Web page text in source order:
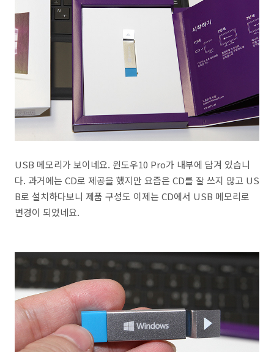
USB 메모리가 보이네요. 윈도우10 Pro가 내부에 담겨 있습니
다. 과거에는 CD로 제공을 했지만 요즘은 CD를 잘 쓰지 않고 US
B로 설치하다보니 제품 구성도 이제는 CD에서 USB 메모리로
변경이 되었네요.